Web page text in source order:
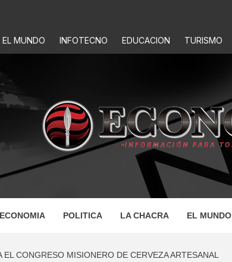
EL MUNDO INFOTECNO EDUCACION TURISMO
ECONOMIA POLITICA LA CHACRA EL MUNDO
EL CONGRESO MISIONERO DE CERVEZA ARTESANAL